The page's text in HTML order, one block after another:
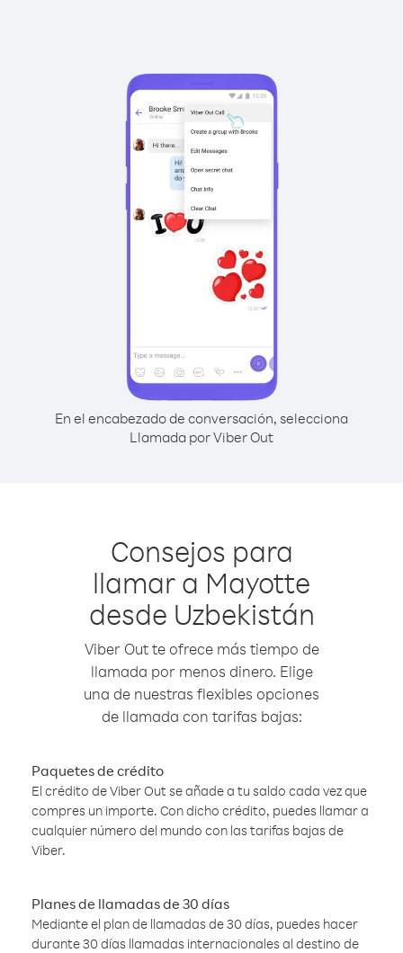
En el encabezado de conversación, selecciona
Llamada por Viber Out
Consejos para
llamar a Mayotte
desde Uzbekistán
Viber Out te ofrece más tiempo de
llamada por menos dinero. Elige
una de nuestras flexibles opciones
de llamada con tarifas bajas:
Paquetes de crédito
El crédito de Viber Out se añade a tu saldo cada vez que
compres un importe. Con dicho crédito, puedes llamar a
cualquier número del mundo con las tarifas bajas de
Viber.
Planes de llamadas de 30 días
Mediante el plan de llamadas de 30 días, puedes hacer
durante 30 días llamadas internacionales al destino de